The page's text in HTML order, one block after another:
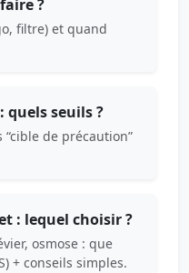
?
filtre) et quand
seuils ?
“cible de précaution”
: lequel choisir ?
osmose : que
+ conseils simples.